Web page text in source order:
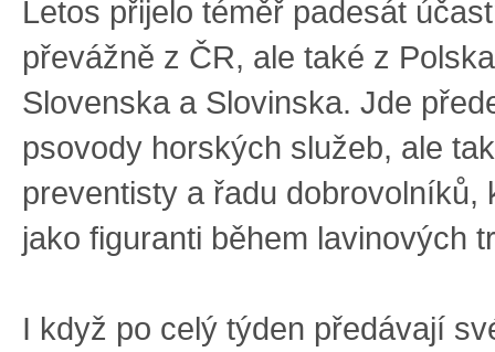
Letos přijelo téměř padesát
převážně z ČR, ale také z
Slovenska a Slovinska. Jde
psovody horských služeb, ale
preventisty a řadu dobrovolníků,
jako figuranti během lavinových
I když po celý týden předávají